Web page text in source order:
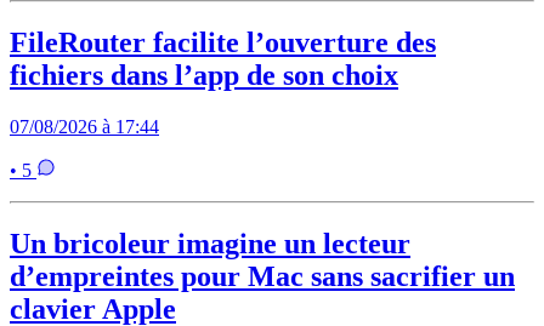
FileRouter facilite l’ouverture des
fichiers dans l’app de son choix
07/08/2026 à 17:44
• 5
Un bricoleur imagine un lecteur
d’empreintes pour Mac sans sacrifier un
clavier Apple